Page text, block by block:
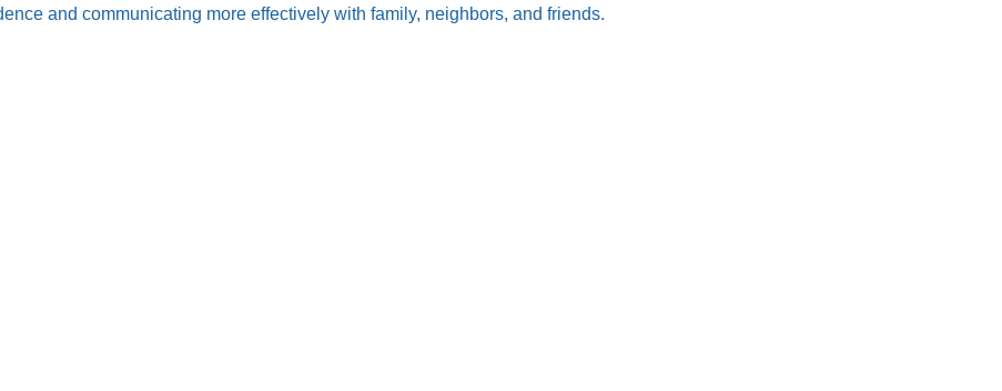
and communicating more effectively with family, neighbors, and friends.